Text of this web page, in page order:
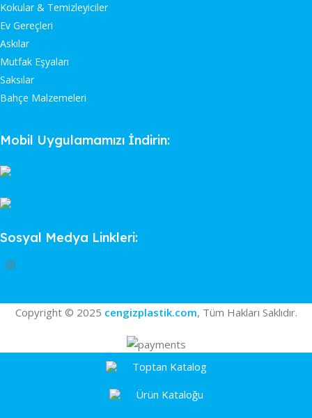
Kokular & Temizleyiciler
Ev Gereçleri
Askılar
Mutfak Eşyaları
Saksılar
Bahçe Malzemeleri
Mobil Uygulamamızı İndirin:
Sosyal Medya Linkleri:
Copyright © 2025 cengizplastik.com, Tüm Hakları Saklıdır.
Toptan Katalog
Ürün Kataloğu